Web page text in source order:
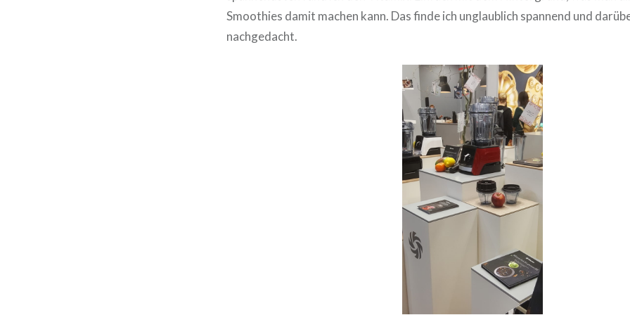
Smoothies damit machen kann. Das finde ich unglaublich spannend und
nachgedacht.